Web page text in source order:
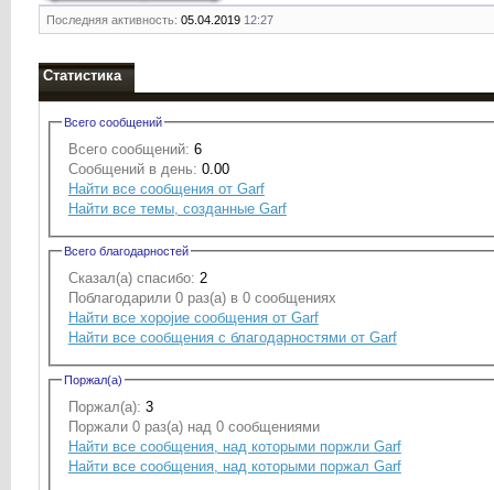
Последняя активность: 05.04.2019 12:27
Статистика
Всего сообщений
Всего сообщений: 6
Сообщений в день: 0.00
Найти все сообщения от Garf
Найти все темы, созданные Garf
Всего благодарностей
Сказал(а) спасибо: 2
Поблагодарили 0 раз(а) в 0 сообщениях
Найти все хоројие сообщения от Garf
Найти все сообщения с благодарностями от Garf
Поржал(а)
Поржал(а): 3
Поржали 0 раз(а) над 0 сообщениями
Найти все сообщения, над которыми поржли Garf
Найти все сообщения, над которыми поржал Garf